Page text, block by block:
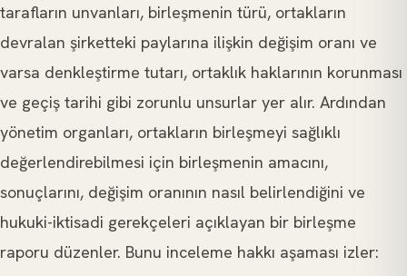
tarafların unvanları, birleşmenin türü, ortakların
devralan şirketteki paylarına ilişkin değişim oranı ve
varsa denkleştirme tutarı, ortaklık haklarının korunması
ve geçiş tarihi gibi zorunlu unsurlar yer alır. Ardından
yönetim organları, ortakların birleşmeyi sağlıklı
değerlendirebilmesi için birleşmenin amacını,
sonuçlarını, değişim oranının nasıl belirlendiğini ve
hukuki-iktisadi gerekçeleri açıklayan bir birleşme
raporu düzenler. Bunu inceleme hakkı aşaması izler: